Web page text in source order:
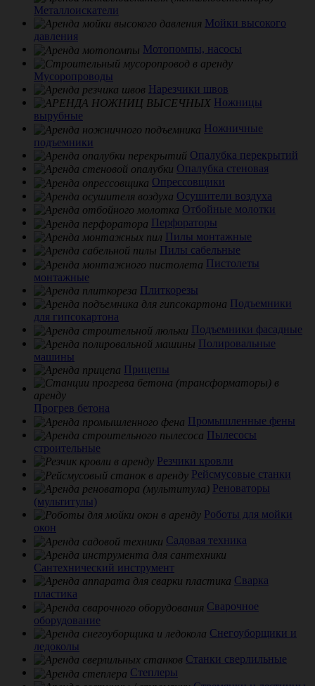
Металлоискатели
Мойки высокого
давления
Мотопомпы, насосы
Мусоропроводы
Нарезчики швов
Ножницы
вырубные
Ножничные
подъемники
Опалубка перекрытий
Опалубка стеновая
Опрессовщики
Осушители воздуха
Отбойные молотки
Перфораторы
Пилы монтажные
Пилы сабельные
Пистолеты
монтажные
Плиткорезы
Подъемники
для гипсокартона
Подъемники фасадные
Полировальные
машины
Прицепы
Прогрев бетона
Промышленные фены
Пылесосы
строительные
Резчики кровли
Рейсмусовые станки
Реноваторы
(мультитулы)
Роботы для мойки
окон
Садовая техника
Сантехнический инструмент
Сварка
пластика
Сварочное
оборудование
Снегоуборщики и
ледоколы
Станки сверлильные
Степлеры